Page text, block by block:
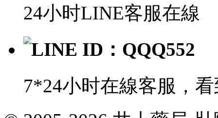
24小时LINE客服在線
LINE ID：QQQ552
7*24小时在線客服，